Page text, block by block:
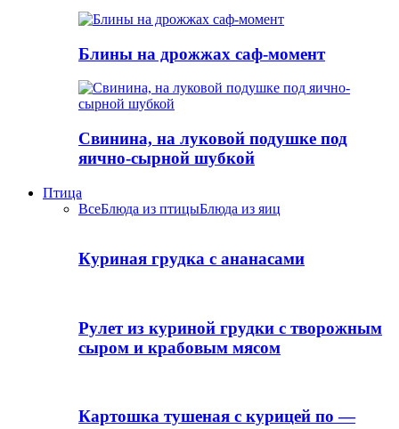
Блины на дрожжах саф-момент
Свинина, на луковой подушке под
яично-сырной шубкой
Птица
ВсеБлюда из птицыБлюда из яиц
Куриная грудка с ананасами
Рулет из куриной грудки с творожным
сыром и крабовым мясом
Картошка тушеная с курицей по —